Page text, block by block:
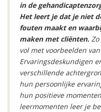
in de
Het leert je dat je niet
fouten maakt en
maken met cliënten.
vol met voorbeelden
Ervaringsdeskundigen
verschillende
hun persoonlijke
hun positieve
leermomenten leer je